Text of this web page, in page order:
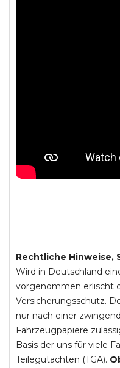
Rechtliche Hinweise,
Wird in Deutschland
vorgenommen erlischt
Versicherungsschutz.
nur nach einer
Fahrzeugpapiere
Basis der uns für viele
Teilegutachten (TGA).